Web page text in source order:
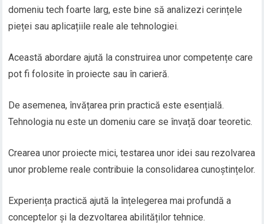
domeniu tech foarte larg, este bine să analizezi cerințele
pieței sau aplicațiile reale ale tehnologiei.
Această abordare ajută la construirea unor competențe care
pot fi folosite în proiecte sau în carieră.
De asemenea, învățarea prin practică este esențială.
Tehnologia nu este un domeniu care se învață doar teoretic.
Crearea unor proiecte mici, testarea unor idei sau rezolvarea
unor probleme reale contribuie la consolidarea cunoștințelor.
Experiența practică ajută la înțelegerea mai profundă a
conceptelor și la dezvoltarea abilităților tehnice.